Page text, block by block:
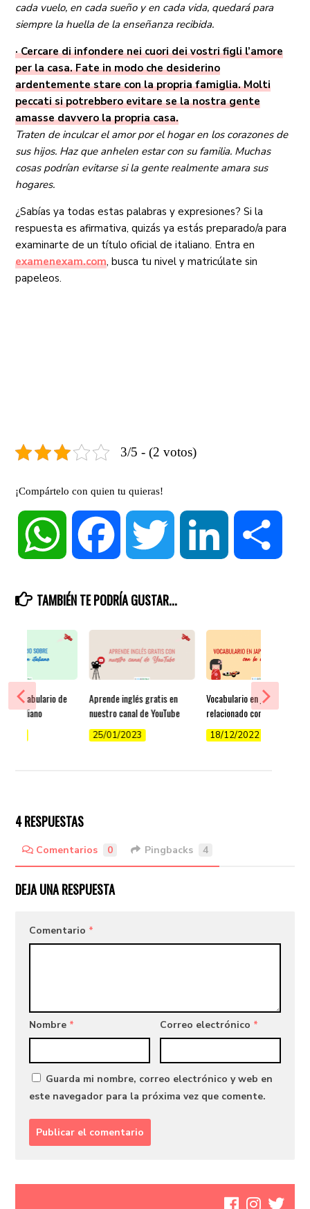
cada vuelo, en cada sueño y en cada vida, quedará para
siempre la huella de la enseñanza recibida.
· Cercare di infondere nei cuori dei vostri figli l’amore
per la casa. Fate in modo che desiderino
ardentemente stare con la propria famiglia. Molti
peccati si potrebbero evitare se la nostra gente
amasse davvero la propria casa.
Traten de inculcar el amor por el hogar en los corazones de
sus hijos. Haz que anhelen estar con su familia. Muchas
cosas podrían evitarse si la gente realmente amara sus
hogares.
¿Sabías ya todas estas palabras y expresiones? Si la
respuesta es afirmativa, quizás ya estás preparado/a para
examinarte de un título oficial de italiano. Entra en
examenexam.com, busca tu nivel y matricúlate sin
papeleos.
3/5 - (2 votos)
¡Compártelo con quien tu quieras!
WhatsApp Facebook Twitter LinkedIn
TAMBIÉN TE PODRÍA GUSTAR...
Aprende inglés gratis en
nuestro canal de YouTube
25/01/2023
Vocabulario en japonés
relacionado con la comida
18/12/2022
vocabulario de
en italiano
4 RESPUESTAS
Comentarios 0 Pingbacks 4
DEJA UNA RESPUESTA
Comentario *
Nombre * Correo electrónico *
Guarda mi nombre, correo electrónico y web en
este navegador para la próxima vez que comente.